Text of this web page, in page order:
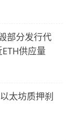
部分发行代
供应量
太坊质押刹